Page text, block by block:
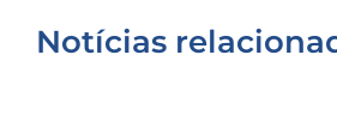
Notícias